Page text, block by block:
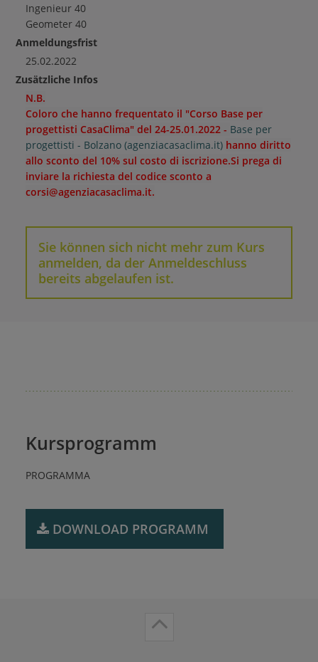
Ingenieur 40
Geometer 40
Anmeldungsfrist
25.02.2022
Zusätzliche Infos
N.B.
Coloro che hanno frequentato il "Corso Base per
progettisti CasaClima" del 24-25.01.2022 - Base per
progettisti - Bolzano (agenziacasaclima.it) hanno diritto
allo sconto del 10% sul costo di iscrizione.Si prega di
inviare la richiesta del codice sconto a
corsi@agenziacasaclima.it.
Sie können sich nicht mehr zum Kurs
anmelden, da der Anmeldeschluss
bereits abgelaufen ist.
Kursprogramm
PROGRAMMA
DOWNLOAD ​PROGRAMM